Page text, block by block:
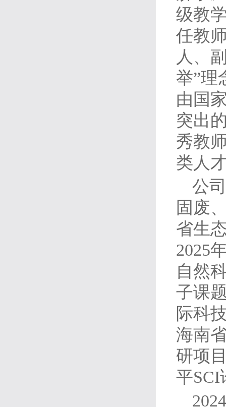
级教
任教
人、
举”理
由国
突出
秀教
类人
公
固废
省生
2025
自然
子课
际科
海南
研项
平SCI